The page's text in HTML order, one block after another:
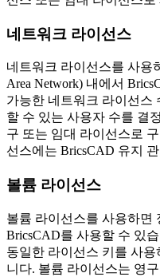
네트워크 라이선스
네트워크 라이선스를 사용
Area Network) 내에서
가능한 네트워크 라이선스
할 수 있는 사용자 수를 결
구 또는 임대 라이선스로
선스에는 BricsCAD 유지
볼륨 라이선스
볼륨 라이선스를 사용하면
BricsCAD를 사용할 수 있
동일한 라이선스 키를 사
니다. 볼륨 라이선스는 영